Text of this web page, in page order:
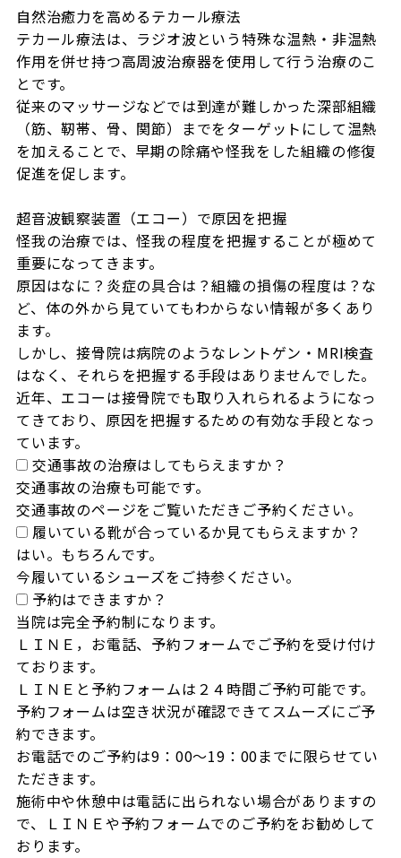
自然治癒力を高めるテカール療法
テカール療法は、ラジオ波という特殊な温熱・非温熱
作用を併せ持つ高周波治療器を使用して行う治療のこ
とです。
従来のマッサージなどでは到達が難しかった深部組織
（筋、靭帯、骨、関節）までをターゲットにして温熱
を加えることで、早期の除痛や怪我をした組織の修復
促進を促します。
超音波観察装置（エコー）で原因を把握
怪我の治療では、怪我の程度を把握することが極めて
重要になってきます。
原因はなに？炎症の具合は？組織の損傷の程度は？な
ど、体の外から見ていてもわからない情報が多くあり
ます。
しかし、接骨院は病院のようなレントゲン・MRI検査
はなく、それらを把握する手段はありませんでした。
近年、エコーは接骨院でも取り入れられるようになっ
てきており、原因を把握するための有効な手段となっ
ています。
交通事故の治療はしてもらえますか？
交通事故の治療も可能です。
交通事故のページをご覧いただきご予約ください。
履いている靴が合っているか見てもらえますか？
はい。もちろんです。
今履いているシューズをご持参ください。
予約はできますか？
当院は完全予約制になります。
ＬＩＮＥ，お電話、予約フォームでご予約を受け付け
ております。
ＬＩＮＥと予約フォームは２４時間ご予約可能です。
予約フォームは空き状況が確認できてスムーズにご予
約できます。
お電話でのご予約は9：00～19：00までに限らせてい
ただきます。
施術中や休憩中は電話に出られない場合がありますの
で、ＬＩＮＥや予約フォームでのご予約をお勧めして
おります。